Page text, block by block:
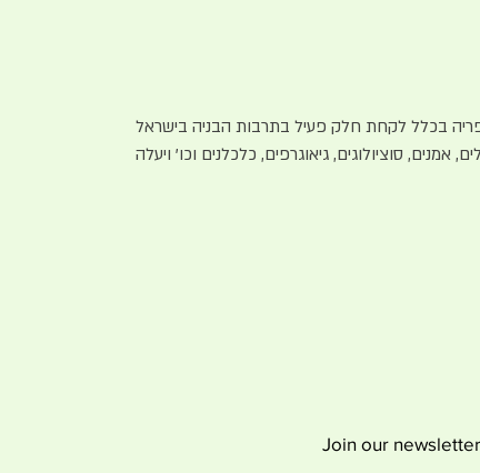
בכלל לקחת חלק פעיל בתרבות הבניה בישראל
סוציולוגים, גיאוגרפים, כלכלנים וכו' ויעלה